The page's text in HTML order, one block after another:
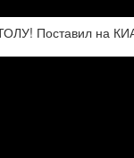
Поставил на